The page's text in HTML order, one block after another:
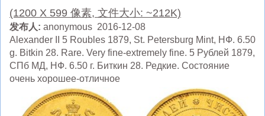
(1200 X 599 像素, 文件大小: ~212K)
发布人: anonymous 2016-12-08
Alexander II 5 Roubles 1879, St. Petersburg Mint, HФ. 6.50
g. Bitkin 28. Rare. Very fine-extremely fine. 5 Рублей 1879,
СПб МД, HФ. 6.50 г. Биткин 28. Редкие. Состояние
очень хорошее-отличное